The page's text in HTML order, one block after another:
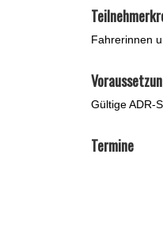
Fahrerinnen
Gültige ADR-
Termine